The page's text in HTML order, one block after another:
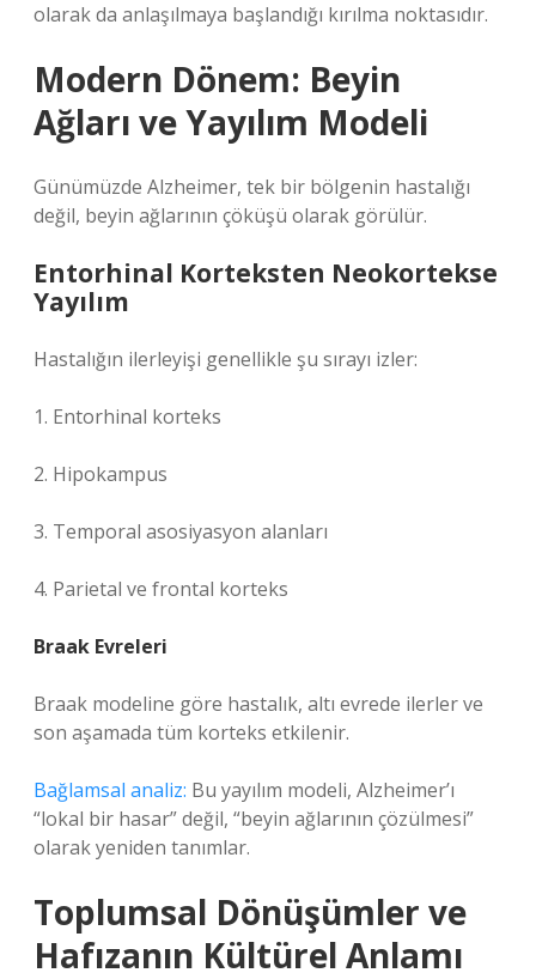
olarak da anlaşılmaya başlandığı kırılma noktasıdır.
Modern Dönem: Beyin
Ağları ve Yayılım Modeli
Günümüzde Alzheimer, tek bir bölgenin hastalığı
değil, beyin ağlarının çöküşü olarak görülür.
Entorhinal Korteksten Neokortekse
Yayılım
Hastalığın ilerleyişi genellikle şu sırayı izler:
1. Entorhinal korteks
2. Hipokampus
3. Temporal asosiyasyon alanları
4. Parietal ve frontal korteks
Braak Evreleri
Braak modeline göre hastalık, altı evrede ilerler ve
son aşamada tüm korteks etkilenir.
Bağlamsal analiz: Bu yayılım modeli, Alzheimer’ı
“lokal bir hasar” değil, “beyin ağlarının çözülmesi”
olarak yeniden tanımlar.
Toplumsal Dönüşümler ve
Hafızanın Kültürel Anlamı